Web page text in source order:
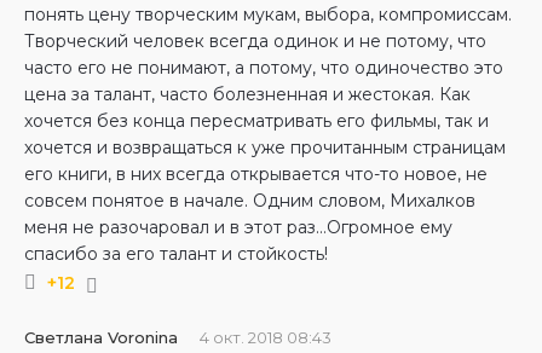
понять цену творческим мукам, выбора, компромиссам.
Творческий человек всегда одинок и не потому, что
часто его не понимают, а потому, что одиночество это
цена за талант, часто болезненная и жестокая. Как
хочется без конца пересматривать его фильмы, так и
хочется и возвращаться к уже прочитанным страницам
его книги, в них всегда открывается что-то новое, не
совсем понятое в начале. Одним словом, Михалков
меня не разочаровал и в этот раз…Огромное ему
спасибо за его талант и стойкость!
+12
Светлана Voronina 4 окт. 2018 08:43